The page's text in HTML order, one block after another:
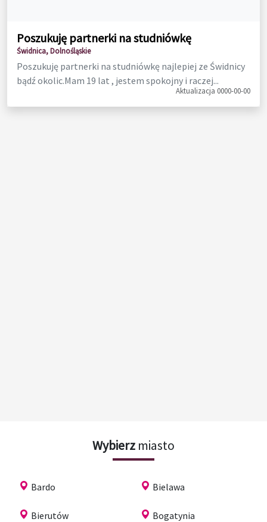
Poszukuję partnerki na studniówkę
Świdnica, Dolnośląskie
Poszukuję partnerki na studniówkę najlepiej ze Świdnicy
bądź okolic.Mam 19 lat , jestem spokojny i raczej...
Aktualizacja 0000-00-00
Wybierz miasto
Bardo Bielawa
Bierutów Bogatynia